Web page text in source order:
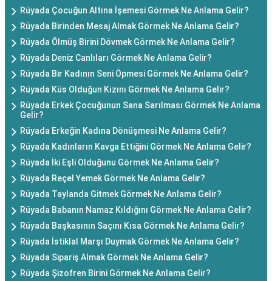
Rüyada Çocuğun Altına İşemesi Görmek Ne Anlama Gelir?
Rüyada Birinden Mesaj Almak Görmek Ne Anlama Gelir?
Rüyada Ölmüş Birini Dövmek Görmek Ne Anlama Gelir?
Rüyada Deniz Canlıları Görmek Ne Anlama Gelir?
Rüyada Bir Kadının Seni Öpmesi Görmek Ne Anlama Gelir?
Rüyada Küs Olduğun Kızını Görmek Ne Anlama Gelir?
Rüyada Erkek Çocuğunun Sana Sarılması Görmek Ne Anlama
Gelir?
Rüyada Erkeğin Kadına Dönüşmesi Ne Anlama Gelir?
Rüyada Kadınların Kavga Ettiğini Görmek Ne Anlama Gelir?
Rüyada İki Eşli Olduğunu Görmek Ne Anlama Gelir?
Rüyada Reçel Yemek Görmek Ne Anlama Gelir?
Rüyada Taylanda Gitmek Görmek Ne Anlama Gelir?
Rüyada Babanın Namaz Kıldığını Görmek Ne Anlama Gelir?
Rüyada Başkasının Saçını Kısa Görmek Ne Anlama Gelir?
Rüyada İstiklal Marşı Duymak Görmek Ne Anlama Gelir?
Rüyada Sipariş Almak Görmek Ne Anlama Gelir?
Rüyada Şizofren Birini Görmek Ne Anlama Gelir?